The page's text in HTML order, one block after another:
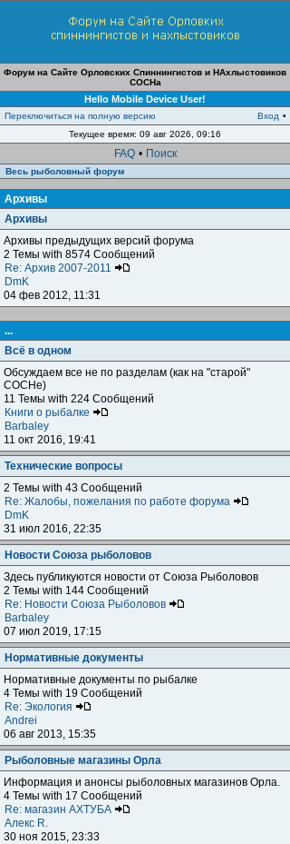
Форум на Сайте Орловских Спиннингистов и НАхлыстовиков
СОСНа
Hello Mobile Device User!
Переключиться на полную версию Вход •
Текущее время: 09 авг 2026, 09:16
FAQ • Поиск
Весь рыболовный форум
Архивы
Архивы
Архивы предыдущих версий форума
2 Темы with 8574 Сообщений
Re: Архив 2007-2011
DmK
04 фев 2012, 11:31
...
Всё в одном
Обсуждаем все не по разделам (как на "старой"
СОСНе)
11 Темы with 224 Сообщений
Книги о рыбалке
Barbaley
11 окт 2016, 19:41
Технические вопросы
2 Темы with 43 Сообщений
Re: Жалобы, пожелания по работе форума
DmK
31 июл 2016, 22:35
Новости Союза рыболовов
Здесь публикуются новости от Союза Рыболовов
2 Темы with 144 Сообщений
Re: Новости Союза Рыболовов
Barbaley
07 июл 2019, 17:15
Нормативные документы
Нормативные документы по рыбалке
4 Темы with 19 Сообщений
Re: Экология
Andrei
06 авг 2013, 15:35
Рыболовные магазины Орла
Информация и анонсы рыболовных магазинов Орла.
4 Темы with 17 Сообщений
Re: магазин АХТУБА
Алекс R.
30 ноя 2015, 23:33